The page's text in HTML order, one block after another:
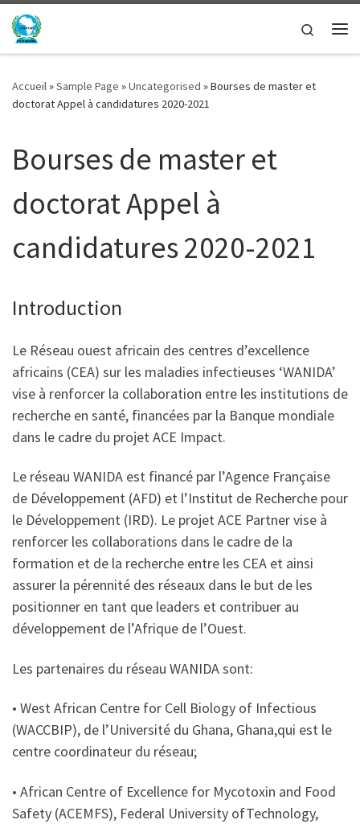
Passer au contenu
Search
Accueil»Sample Page »Uncategorised »Bourses de master et
doctorat Appel à candidatures 2020-2021
Bourses de master et
doctorat Appel à
candidatures 2020-2021
Introduction
Le Réseau ouest africain des centres d’excellence
africains (CEA) sur les maladies infectieuses ‘WANIDA’
vise à renforcer la collaboration entre les institutions de
recherche en santé, financées par la Banque mondiale
dans le cadre du projet ACE Impact.
Le réseau WANIDA est financé par l’Agence Française
de Développement (AFD) et l’Institut de Recherche pour
le Développement (IRD). Le projet ACE Partner vise à
renforcer les collaborations dans le cadre de la
formation et de la recherche entre les CEA et ainsi
assurer la pérennité des réseaux dans le but de les
positionner en tant que leaders et contribuer au
développement de l’Afrique de l’Ouest.
Les partenaires du réseau WANIDA sont:
• West African Centre for Cell Biology of Infectious
(WACCBIP), de l’Université du Ghana, Ghana,qui est le
centre coordinateur du réseau;
• African Centre of Excellence for Mycotoxin and Food
Safety (ACEMFS), Federal University ofTechnology,